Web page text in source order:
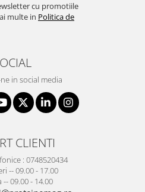
cu promotiile
multe in Politica de
in social media
CLIENTI
: 0748520434
-- 09.00 - 17.00
-- 09.00 - 14.00